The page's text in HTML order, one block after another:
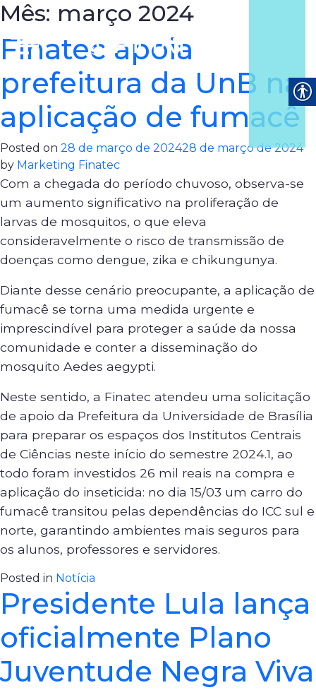
Mês: março 2024
Finatec apoia
prefeitura da UnB na
aplicação de fumacê
Posted on 28 de março de 202428 de março de 2024
by Marketing Finatec
Com a chegada do período chuvoso, observa-se
um aumento significativo na proliferação de
larvas de mosquitos, o que eleva
consideravelmente o risco de transmissão de
doenças como dengue, zika e chikungunya.
Diante desse cenário preocupante, a aplicação de
fumacê se torna uma medida urgente e
imprescindível para proteger a saúde da nossa
comunidade e conter a disseminação do
mosquito Aedes aegypti.
Neste sentido, a Finatec atendeu uma solicitação
de apoio da Prefeitura da Universidade de Brasília
para preparar os espaços dos Institutos Centrais
de Ciências neste início do semestre 2024.1, ao
todo foram investidos 26 mil reais na compra e
aplicação do inseticida: no dia 15/03 um carro do
fumacê transitou pelas dependências do ICC sul e
norte, garantindo ambientes mais seguros para
os alunos, professores e servidores.
Posted in Notícia
Presidente Lula lança
oficialmente Plano
Juventude Negra Viva